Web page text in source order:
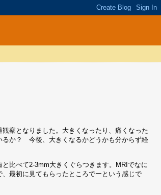
察となりました。大きくなったり、痛くなった
るか？ 今後、大きくなるかどうかも分からず経
比べて2-3mm大きくぐらつきます。MRIでなに
最初に見てもらったところでーという感じで